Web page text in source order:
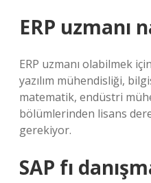
ERP uzmanı
ERP uzmanı olabilmek
yazılım mühendisliği,
matematik, endüstri
bölümlerinden lisans
gerekiyor.
SAP fı